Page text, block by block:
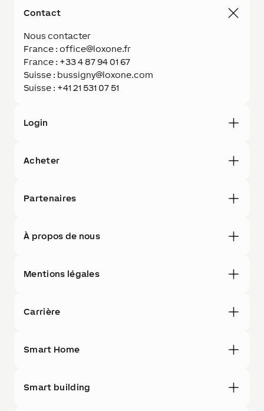
Contact
Nous contacter
France : office@loxone.fr
France : +33 4 87 94 01 67
Suisse : bussigny@loxone.com
Suisse : +41 21 531 07 51
Login
Acheter
Partenaires
À propos de nous
Mentions légales
Carrière
Smart Home
Smart building